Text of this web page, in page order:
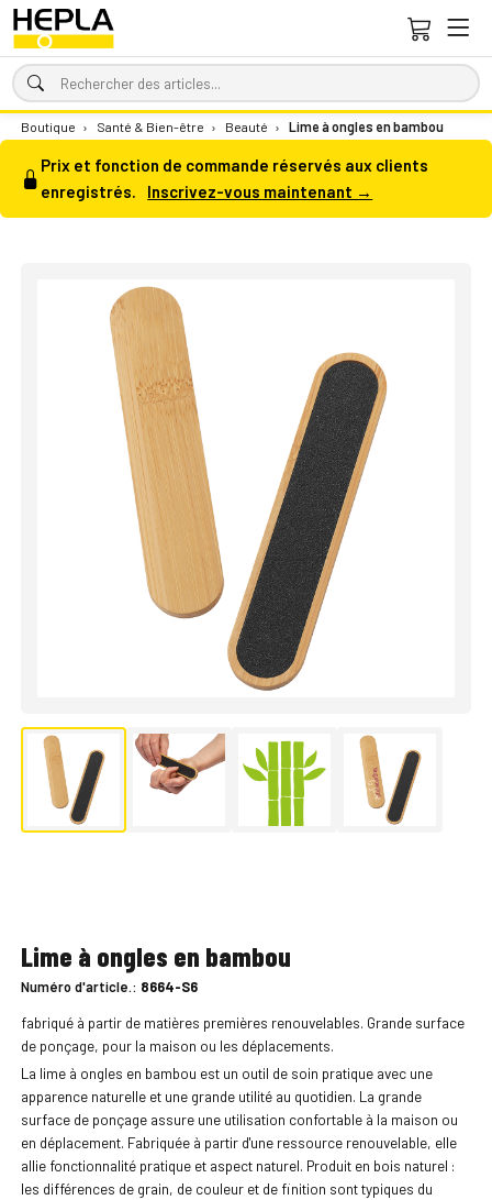
Boutique › Santé & Bien-être › Beauté › Lime à ongles en bambou
Prix et fonction de commande réservés aux clients
enregistrés.
Inscrivez-vous maintenant →
Lime à ongles en bambou
Numéro d'article.: 8664-S6
fabriqué à partir de matières premières renouvelables. Grande surface
de ponçage, pour la maison ou les déplacements.
La lime à ongles en bambou est un outil de soin pratique avec une
apparence naturelle et une grande utilité au quotidien. La grande
surface de ponçage assure une utilisation confortable à la maison ou
en déplacement. Fabriquée à partir d'une ressource renouvelable, elle
allie fonctionnalité pratique et aspect naturel. Produit en bois naturel :
les différences de grain, de couleur et de finition sont typiques du